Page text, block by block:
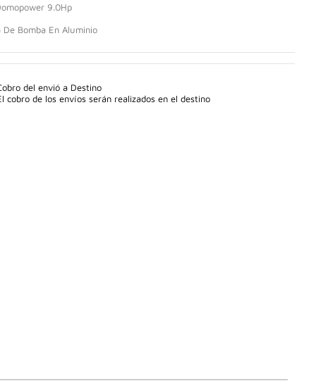
9.0Hp
De Bomba En Aluminio
del envió a Destino
cobro de los envíos serán realizados en el destino